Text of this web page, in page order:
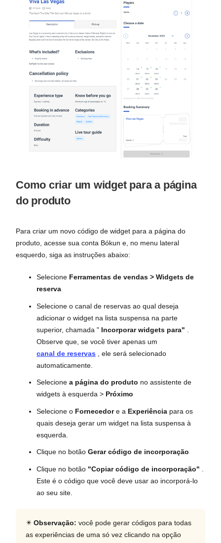
Como criar um widget para a página
do produto
Para criar um novo código de widget para a página do
produto, acesse sua conta Bókun e, no menu lateral
esquerdo, siga as instruções abaixo:
Selecione Ferramentas de vendas > Widgets de
reserva
Selecione o canal de reservas ao qual deseja
adicionar o widget na lista suspensa na parte
superior, chamada " Incorporar widgets para"
Observe que, se você tiver apenas um
canal de reservas , ele será selecionado
automaticamente.
Selecione a página do produto no assistente de
widgets à esquerda > Próximo
Selecione o Fornecedore a Experiência para os
quais deseja gerar um widget na lista suspensa à
esquerda.
Clique no botão Gerar código de incorporação
Clique no botão "Copiar código de incorporação"
Este é o código que você deve usar ao incorporá-lo
ao seu site.
✴️ Observação: você pode gerar códigos para todas
as experiências de uma só vez clicando na opção